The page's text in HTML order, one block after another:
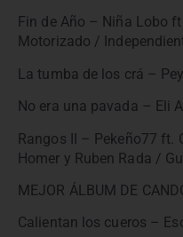
Fin de Año – Niña Lobo
Motorizado /
La tumba de los crá –
No era una pavada – Eli
Rangos II – Pekeño77 ft.
Homer y Ruben Rada /
MEJOR ÁLBUM DE
Calientan los cueros –